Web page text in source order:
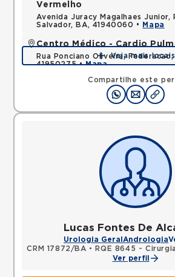
Compartilhe este
Vermelho
Avenida Juracy Magalhaes Junior,
Salvador, BA, 41940060 •
Mapa
Centro Médico - Cardio
Rua Ponciano Oliveira, Federacao,
41950275 •Mapa
Veja mais locais
Lucas Fontes De
Urologia Geral Andrologia
CRM 17872/BA • RQE 8645 -
Ver perfil